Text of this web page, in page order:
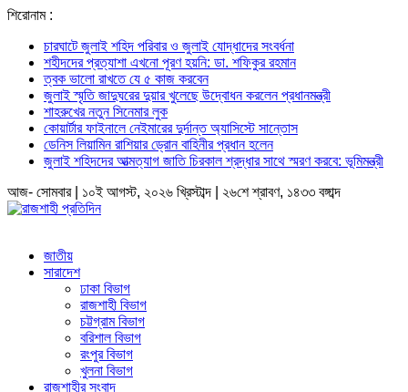
শিরোনাম :
চারঘাটে জুলাই শহিদ পরিবার ও জুলাই যোদ্ধাদের সংবর্ধনা
শহীদদের প্রত্যাশা এখনো পূরণ হয়নি: ডা. শফিকুর রহমান
ত্বক ভালো রাখতে যে ৫ কাজ করবেন
জুলাই স্মৃতি জাদুঘরের দুয়ার খুলেছে উদ্বোধন করলেন প্রধানমন্ত্রী
শাহরুখের নতুন সিনেমার লুক
কোয়ার্টার ফাইনালে নেইমারের দুর্দান্ত অ্যাসিস্টে সান্তোস
ডেনিস লিয়ামিন রাশিয়ার ড্রোন বাহিনীর প্রধান হলেন
জুলাই শহিদদের আত্মত্যাগ জাতি চিরকাল শ্রদ্ধার সাথে স্মরণ করবে: ভূমিমন্ত্রী
আজ- সোমবার | ১০ই আগস্ট, ২০২৬ খ্রিস্টাব্দ | ২৬শে শ্রাবণ, ১৪৩৩ বঙ্গাব্দ
জাতীয়
সারাদেশ
ঢাকা বিভাগ
রাজশাহী বিভাগ
চট্টগ্রাম বিভাগ
বরিশাল বিভাগ
রংপুর বিভাগ
খুলনা বিভাগ
রাজশাহীর সংবাদ